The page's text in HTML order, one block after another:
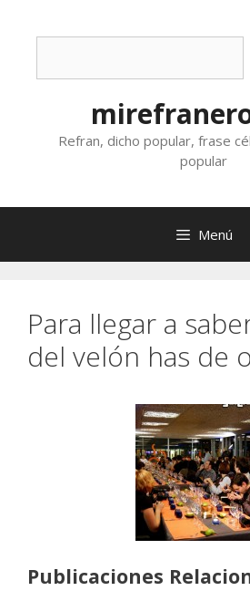
Refran, dicho popular, frase
popular
Menú
Para llegar a
del velón has de
Publicaciones